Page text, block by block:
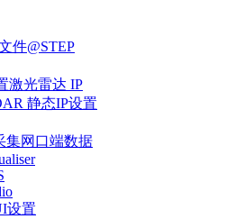
件@STEP
激光雷达 IP
静态IP设置
集网口端数据
设置